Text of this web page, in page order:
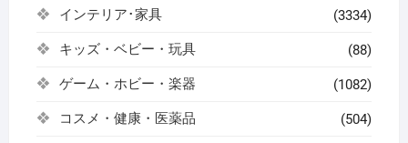
インテリア･家具 (3334)
キッズ・ベビー・玩具 (88)
ゲーム・ホビー・楽器 (1082)
コスメ・健康・医薬品 (504)